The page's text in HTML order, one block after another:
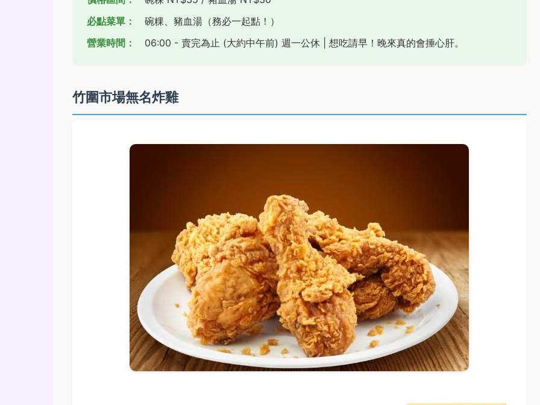
必點菜單：
碗粿、豬血湯（務必一起點！）
營業時間：
06:00 - 賣完為止 (大約中午前) 週一公休 | 想吃請早！晚來真的會捶心肝。
竹圍市場無名炸雞